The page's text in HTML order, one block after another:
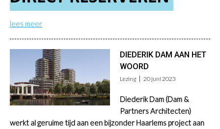
lees meer
DIEDERIK DAM AAN HET
WOORD
Lezing 20 juni 2023
Diederik Dam (Dam &
Partners Architecten)
werkt al geruime tijd aan een bijzonder Haarlems project aan